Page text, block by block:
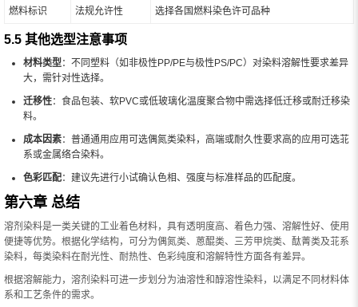
燃料标识 法规允许性 选择各国燃料染色许可品种
5.5 其他选型注意事项
材料类型：不同塑料（如非极性PP/PE与极性PS/PC）对染料溶解性要求差异
大，需针对性选择。
迁移性：食品包装、软PVC或低玻璃化温度聚合物中需选择低迁移或耐迁移染
料。
成本因素：普通通用应用可选偶氮类染料，高端或耐久性要求高的应用可选苝
系或金属络合染料。
色彩匹配：建议先进行小试确认色相、强度与标准样品的匹配度。
第六章 总结
溶剂染料是一类关键的工业着色材料，具有透明度高、着色力强、溶解性好、使用
便捷等优势。根据化学结构，可分为偶氮类、蒽醌类、三芳甲烷类、酞菁类及苝系
染料，每类染料在耐光性、耐热性、色彩纯度和溶解特性方面各有差异。
根据溶解能力，溶剂染料可进一步划分为油溶性和醇溶性染料，以满足不同材料体
系和工艺条件的需求。